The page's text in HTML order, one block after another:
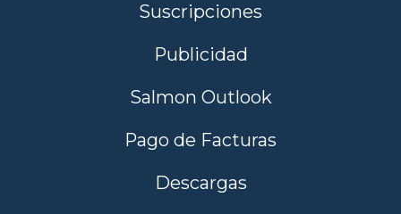
Suscripciones
Publicidad
Salmon Outlook
Pago de Facturas
Descargas